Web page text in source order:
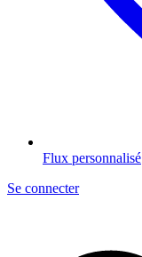
Flux personnalisé
Se connecter